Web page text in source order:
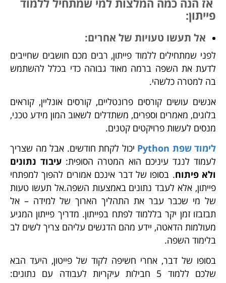
אז הנה כמה המלצות למי שמתחיל ללמוד
פייתון:
אל תעשו טעויות של אחרים:
לפני שמתחילים ללמוד פייתון, רבים מכם חושבים שחייבים
לדעת את השפה ברמה מאוד גבוהה כדי בכלל להשתמש
בה למטרה כלשהי.
אנשים עושים קורסים פרונטליים, קורסים אונליין, קוראים
בלוגים, מאמרים וספרים, משתדלים לשאוב המון מידע טכני,
מנסים לעשות פרויקטים קטנים.
לימוד שפת Python
יכול לקחת חודשים. אבל מה שצריך
לעמוד לנגד עיניכם הוא המטרה הסופית: עיבוד נתונים
ולא פיתוח. בסופו של דבר אינכם אמורים להפוך למפתחי
פייתון, אלא לעבד נתונים באמצעות השפה.אל תעשו טעות
של מי שכבר עבר את התהליך הארוך של למידה – אל
תבזבזו זמן יקר בללמוד לפתח בפייתון. מדריך פייתון המגיע
מעולמות הדאטה, יידע מהם הדגשים עליהם צריך לשים לב
בלימוד השפה.
בסופו של דבר, אחרי חשיפה לקוד של פייטון, היעד הבא
שלכם ללמוד 5 חבילות עיקריות לעבודה עם נתונים: